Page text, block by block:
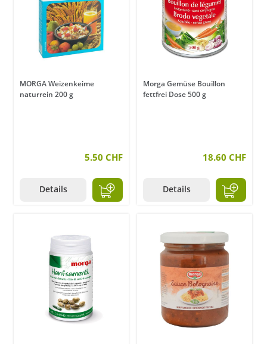
MORGA Weizenkeime
naturrein 200 g
5.50 CHF
Details
Morga Gemüse Bouillon
fettfrei Dose 500 g
18.60 CHF
Details